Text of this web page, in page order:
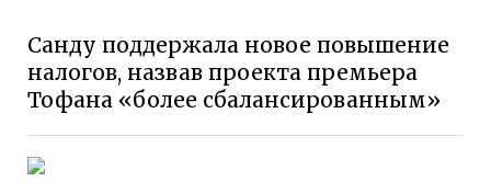
Санду поддержала новое повышение
налогов, назвав проекта премьера
Тофана «более сбалансированным»